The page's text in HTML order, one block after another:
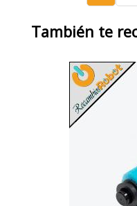
También te